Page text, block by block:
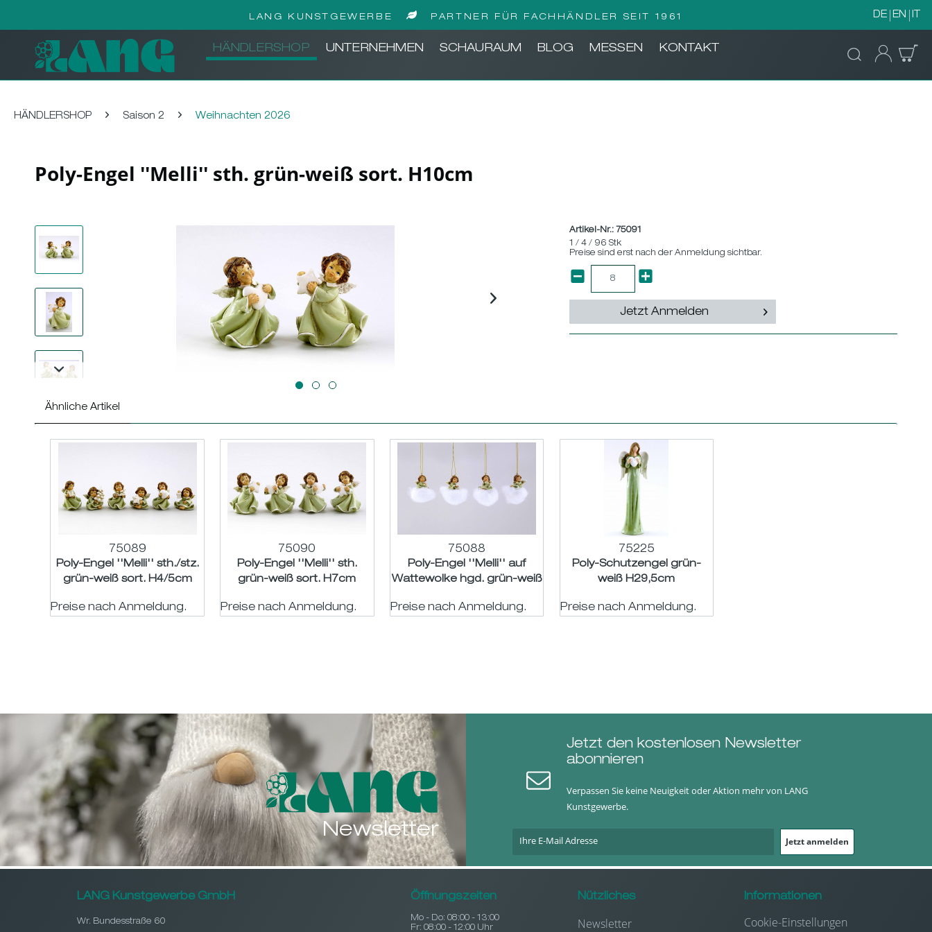
LANG KUNSTGEWERBE PARTNER FÜR FACHHÄNDLER SEIT 1961 DE EN IT
HÄNDLERSHOP UNTERNEHMEN SCHAURAUM BLOG MESSEN KONTAKT
HÄNDLERSHOP Saison 2 Weihnachten 2026
Poly-Engel ''Melli'' sth. grün-weiß sort. H10cm
Artikel-Nr.: 75091
1 / 4 / 96 Stk
Preise sind erst nach der Anmeldung sichtbar.
Jetzt Anmelden
Ähnliche Artikel
75089
Poly-Engel ''Melli'' sth./stz.
grün-weiß sort. H4/5cm
Preise nach Anmeldung.
75090
Poly-Engel ''Melli'' sth.
grün-weiß sort. H7cm
Preise nach Anmeldung.
75088
Poly-Engel ''Melli'' auf
Wattewolke hgd. grün-weiß
Preise nach Anmeldung.
75225
Poly-Schutzengel grün-
weiß H29,5cm
Preise nach Anmeldung.
Newsletter
Jetzt den kostenlosen Newsletter
abonnieren
Verpassen Sie keine Neuigkeit oder Aktion mehr von LANG
Kunstgewerbe.
Jetzt anmelden
LANG Kunstgewerbe GmbH
Wr. Bundesstraße 60
Öffnungszeiten
Mo - Do: 08:00 - 13:00
Fr: 08:00 - 12:00 Uhr
Nützliches
Newsletter
Informationen
Cookie-Einstellungen